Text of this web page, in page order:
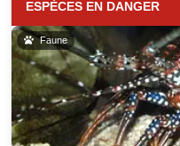
ESPÈCES EN DANGER
Faune